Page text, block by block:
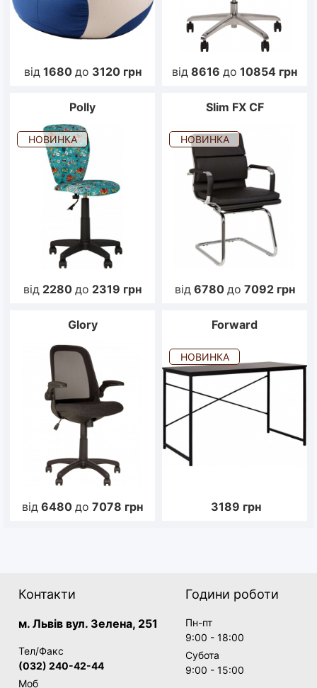
від 1680 до 3120 грн від 8616 до 10854 грн
Polly
НОВИНКА
від 2280 до 2319 грн
Slim FX CF
НОВИНКА
від 6780 до 7092 грн
Glory
від 6480 до 7078 грн
Forward
НОВИНКА
3189 грн
Контакти
м. Львів вул. Зелена, 251
Тел/Факс
(032) 240-42-44
Моб
Години роботи
Пн-пт
9:00 - 18:00
Субота
9:00 - 15:00